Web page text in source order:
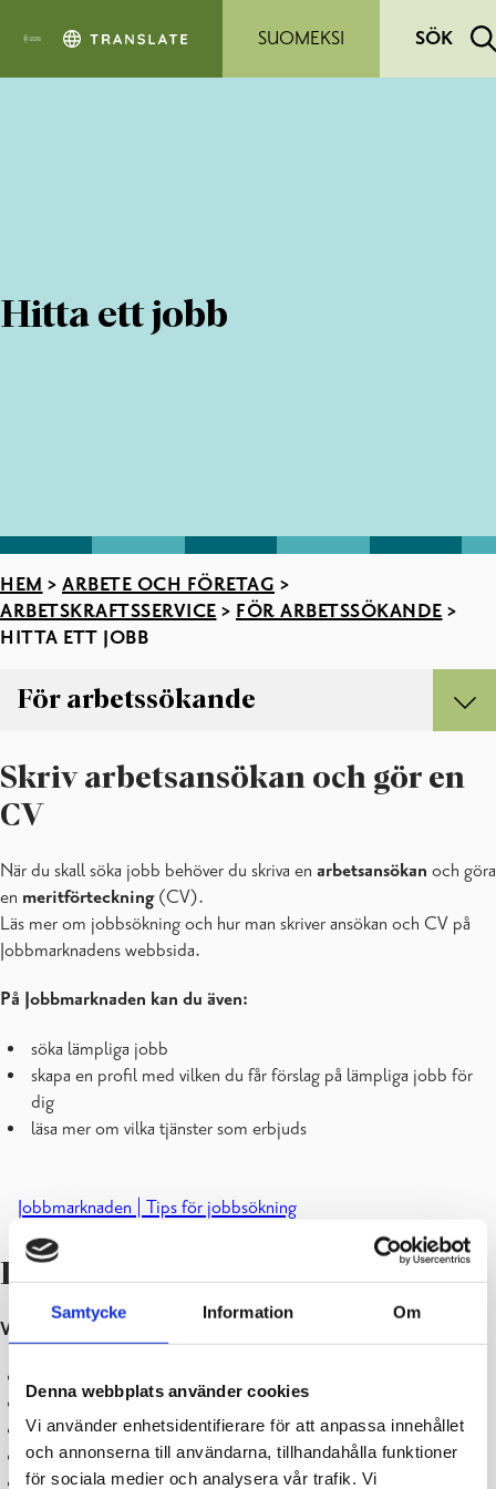
Samtycke Information Om
Denna webbplats använder cookies
Vi använder enhetsidentifierare för att anpassa innehållet
och annonserna till användarna, tillhandahålla funktioner
för sociala medier och analysera vår trafik. Vi
SUOMEKSI
SÖK
Hitta ett jobb
HEM > ARBETE OCH FÖRETAG >
ARBETSKRAFTSSERVICE > FÖR ARBETSSÖKANDE >
HITTA ETT JOBB
För arbetssökande
Anmäl dig som arbetssökande
Hitta ett jobb
Skriv arbetsansökan och gör en
CV
När du skall söka jobb behöver du skriva en arbetsansökan och göra
en meritförteckning(CV).
Läs mer om jobbsökning och hur man skriver ansökan och CV på
Jobbmarknadens webbsida.
På Jobbmarknaden kan du även:
söka lämpliga jobb
skapa en profil med vilken du får förslag på lämpliga jobb för
dig
läsa mer om vilka tjänster som erbjuds
Jobbmarknaden | Tips för jobbsökning
Lediga jobb
Via dessa sidor kan du hitta lediga arbetsplatser att söka:
Kuntarekry, lediga jobb i Raseborgs stad
Jobbmarknaden
Oikotie(endast på finska)